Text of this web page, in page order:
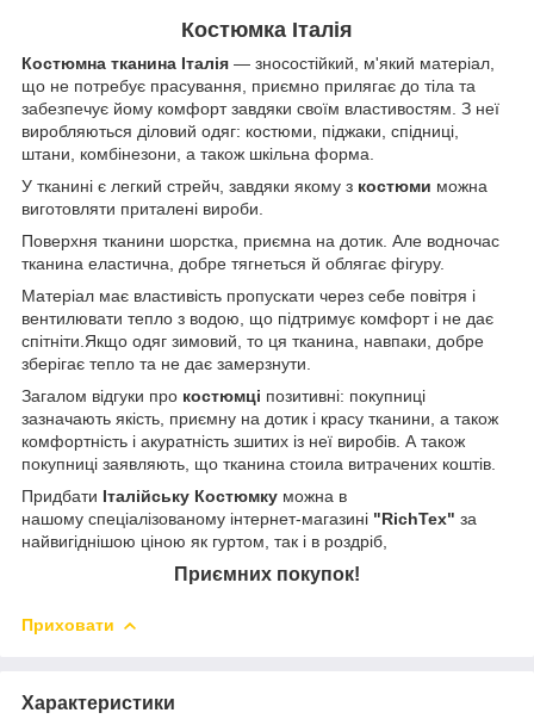
Костюмка Італія
Костюмна тканина Італія — зносостійкий, м'який матеріал,
що не потребує прасування, приємно прилягає до тіла та
забезпечує йому комфорт завдяки своїм властивостям. З неї
виробляються діловий одяг: костюми, піджаки, спідниці,
штани, комбінезони, а також шкільна форма.
У тканині є легкий стрейч, завдяки якому з костюми можна
виготовляти приталені вироби.
Поверхня тканини шорстка, приємна на дотик. Але водночас
тканина еластична, добре тягнеться й облягає фігуру.
Матеріал має властивість пропускати через себе повітря і
вентилювати тепло з водою, що підтримує комфорт і не дає
спітніти.Якщо одяг зимовий, то ця тканина, навпаки, добре
зберігає тепло та не дає замерзнути.
Загалом відгуки про костюмці позитивні: покупниці
зазначають якість, приємну на дотик і красу тканини, а також
комфортність і акуратність зшитих із неї виробів. А також
покупниці заявляють, що тканина стоила витрачених коштів.
Придбати Італійську Костюмку можна в
нашому спеціалізованому інтернет-магазині "RichTex" за
найвигіднішою ціною як гуртом, так і в роздріб,
Приємних покупок!
Приховати
Характеристики